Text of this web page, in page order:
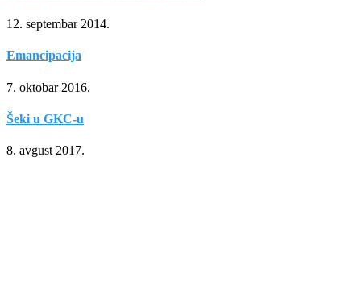
12. septembar 2014.
Emancipacija
7. oktobar 2016.
Šeki u GKC-u
8. avgust 2017.